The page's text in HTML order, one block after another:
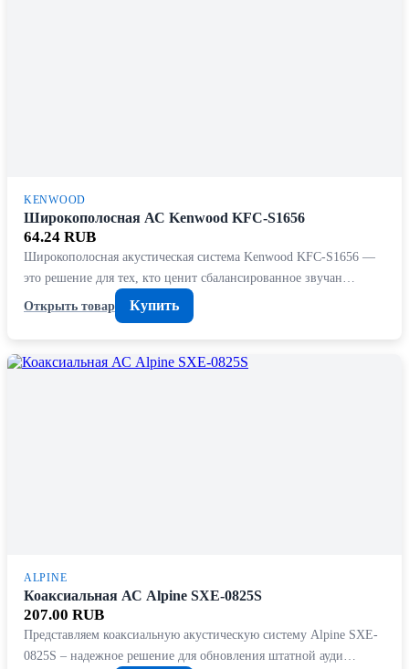
KENWOOD
Широкополосная АС Kenwood KFC-S1656
64.24 RUB
Широкополосная акустическая система Kenwood KFC-S1656 —
это решение для тех, кто ценит сбалансированное звучан…
Открыть товар
Купить
ALPINE
Коаксиальная АС Alpine SXE-0825S
207.00 RUB
Представляем коаксиальную акустическую систему Alpine SXE-
0825S – надежное решение для обновления штатной ауди…